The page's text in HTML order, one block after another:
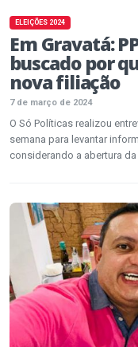
ELEIÇÕES 2024
Em Gravatá:
buscado por
nova filiação
7 de março de 2024
O Só Políticas realizou
semana para levantar
considerando a abertura